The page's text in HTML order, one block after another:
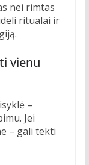
nei rimtas
ritualai ir
vienu
–
Jei
– gali tekti